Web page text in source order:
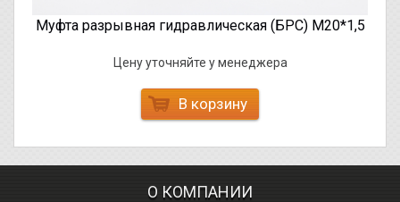
Муфта разрывная гидравлическая (БРС) М20*1,5
Цену уточняйте у менеджера
В корзину
О КОМПАНИИ